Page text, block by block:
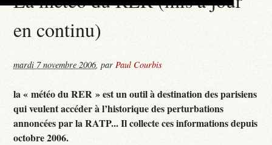
en continu)
mardi 7 novembre 2006,parPaul Courbis
la « météo du RER » est un outil à destination des parisiens
qui veulent accéder à l’historique des perturbations
annoncées par la RATP... Il collecte ces informations depuis
octobre 2006.